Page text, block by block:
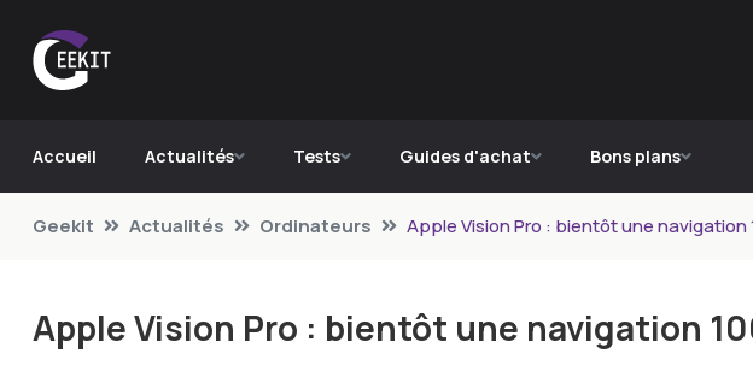
Accueil Actualités Tests Guides d'achat Bons plans
Geekit Actualités Ordinateurs Apple Vision Pro : bientôt une navigation
Apple Vision Pro : bientôt une navigation